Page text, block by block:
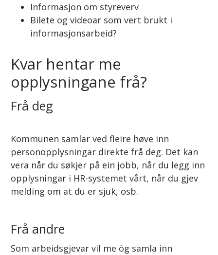
Informasjon om styreverv
Bilete og videoar som vert brukt i
informasjonsarbeid?
Kvar hentar me
opplysningane frå?
Frå deg
Kommunen samlar ved fleire høve inn
personopplysningar direkte frå deg. Det kan
vera når du søkjer på ein jobb, når du legg inn
opplysningar i HR-systemet vårt, når du gjev
melding om at du er sjuk, osb.
Frå andre
Som arbeidsgjevar vil me òg samla inn